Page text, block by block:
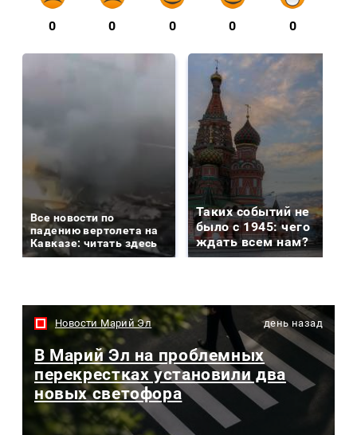
0 0 0 0 0
Все новости по
падению вертолета на
Кавказе: читать здесь
Таких событий не
было с 1945: чего
ждать всем нам?
Новости Марий Эл день назад
В Марий Эл на проблемных
перекрестках установили два
новых светофора